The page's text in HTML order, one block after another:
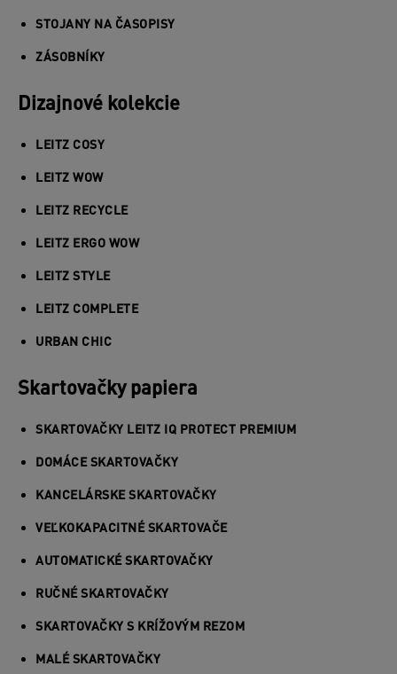
STOJANY NA ČASOPISY
ZÁSOBNÍKY
Dizajnové kolekcie
LEITZ COSY
LEITZ WOW
LEITZ RECYCLE
LEITZ ERGO WOW
LEITZ STYLE
LEITZ COMPLETE
URBAN CHIC
Skartovačky papiera
SKARTOVAČKY LEITZ IQ PROTECT PREMIUM
DOMÁCE SKARTOVAČKY
KANCELÁRSKE SKARTOVAČKY
VEĽKOKAPACITNÉ SKARTOVAČE
AUTOMATICKÉ SKARTOVAČKY
RUČNÉ SKARTOVAČKY
SKARTOVAČKY S KRÍŽOVÝM REZOM
MALÉ SKARTOVAČKY